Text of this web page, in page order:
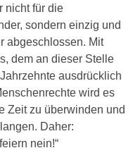
nicht für die
sondern einzig und
abgeschlossen. Mit
dem an dieser Stelle
ausdrücklich
wird es
Zeit zu überwinden und
Daher:
nein!“